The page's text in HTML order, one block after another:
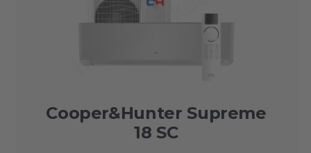
Cooper&Hunter Supreme
18 SC